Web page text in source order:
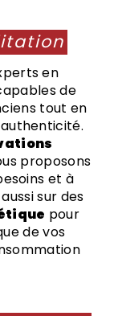
en
de
tout en
proposons
et à
sur des
pour
de vos